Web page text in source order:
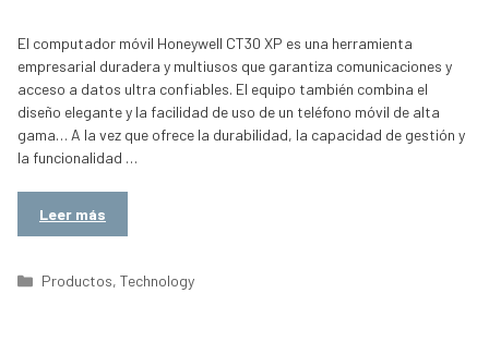
El computador móvil Honeywell CT30 XP es una herramienta
empresarial duradera y multiusos que garantiza comunicaciones y
acceso a datos ultra confiables. El equipo también combina el
diseño elegante y la facilidad de uso de un teléfono móvil de alta
gama… A la vez que ofrece la durabilidad, la capacidad de gestión y
la funcionalidad …
Leer más
Categorías
Productos,Technology